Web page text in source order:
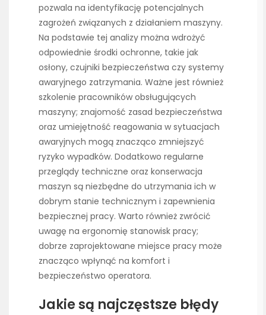
pozwala na identyfikację potencjalnych
zagrożeń związanych z działaniem maszyny.
Na podstawie tej analizy można wdrożyć
odpowiednie środki ochronne, takie jak
osłony, czujniki bezpieczeństwa czy systemy
awaryjnego zatrzymania. Ważne jest również
szkolenie pracowników obsługujących
maszyny; znajomość zasad bezpieczeństwa
oraz umiejętność reagowania w sytuacjach
awaryjnych mogą znacząco zmniejszyć
ryzyko wypadków. Dodatkowo regularne
przeglądy techniczne oraz konserwacja
maszyn są niezbędne do utrzymania ich w
dobrym stanie technicznym i zapewnienia
bezpiecznej pracy. Warto również zwrócić
uwagę na ergonomię stanowisk pracy;
dobrze zaprojektowane miejsce pracy może
znacząco wpłynąć na komfort i
bezpieczeństwo operatora.
Jakie są najczęstsze błędy